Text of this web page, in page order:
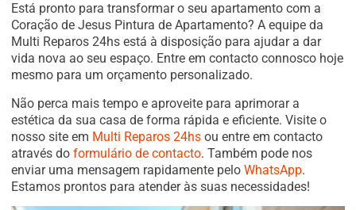
Está pronto para transformar o seu apartamento com a
Coração de Jesus Pintura de Apartamento? A equipe da
Multi Reparos 24hs está à disposição para ajudar a dar
vida nova ao seu espaço. Entre em contacto connosco hoje
mesmo para um orçamento personalizado.
Não perca mais tempo e aproveite para aprimorar a
estética da sua casa de forma rápida e eficiente. Visite o
nosso site em Multi Reparos 24hs ou entre em contacto
através do formulário de contacto. Também pode nos
enviar uma mensagem rapidamente pelo WhatsApp.
Estamos prontos para atender às suas necessidades!